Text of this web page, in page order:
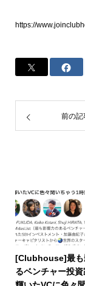
https://
前の記
[Clubhouse]最も
るベンチャー投